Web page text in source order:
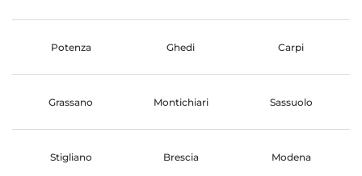
Potenza Ghedi Carpi
Grassano Montichiari Sassuolo
Stigliano Brescia Modena